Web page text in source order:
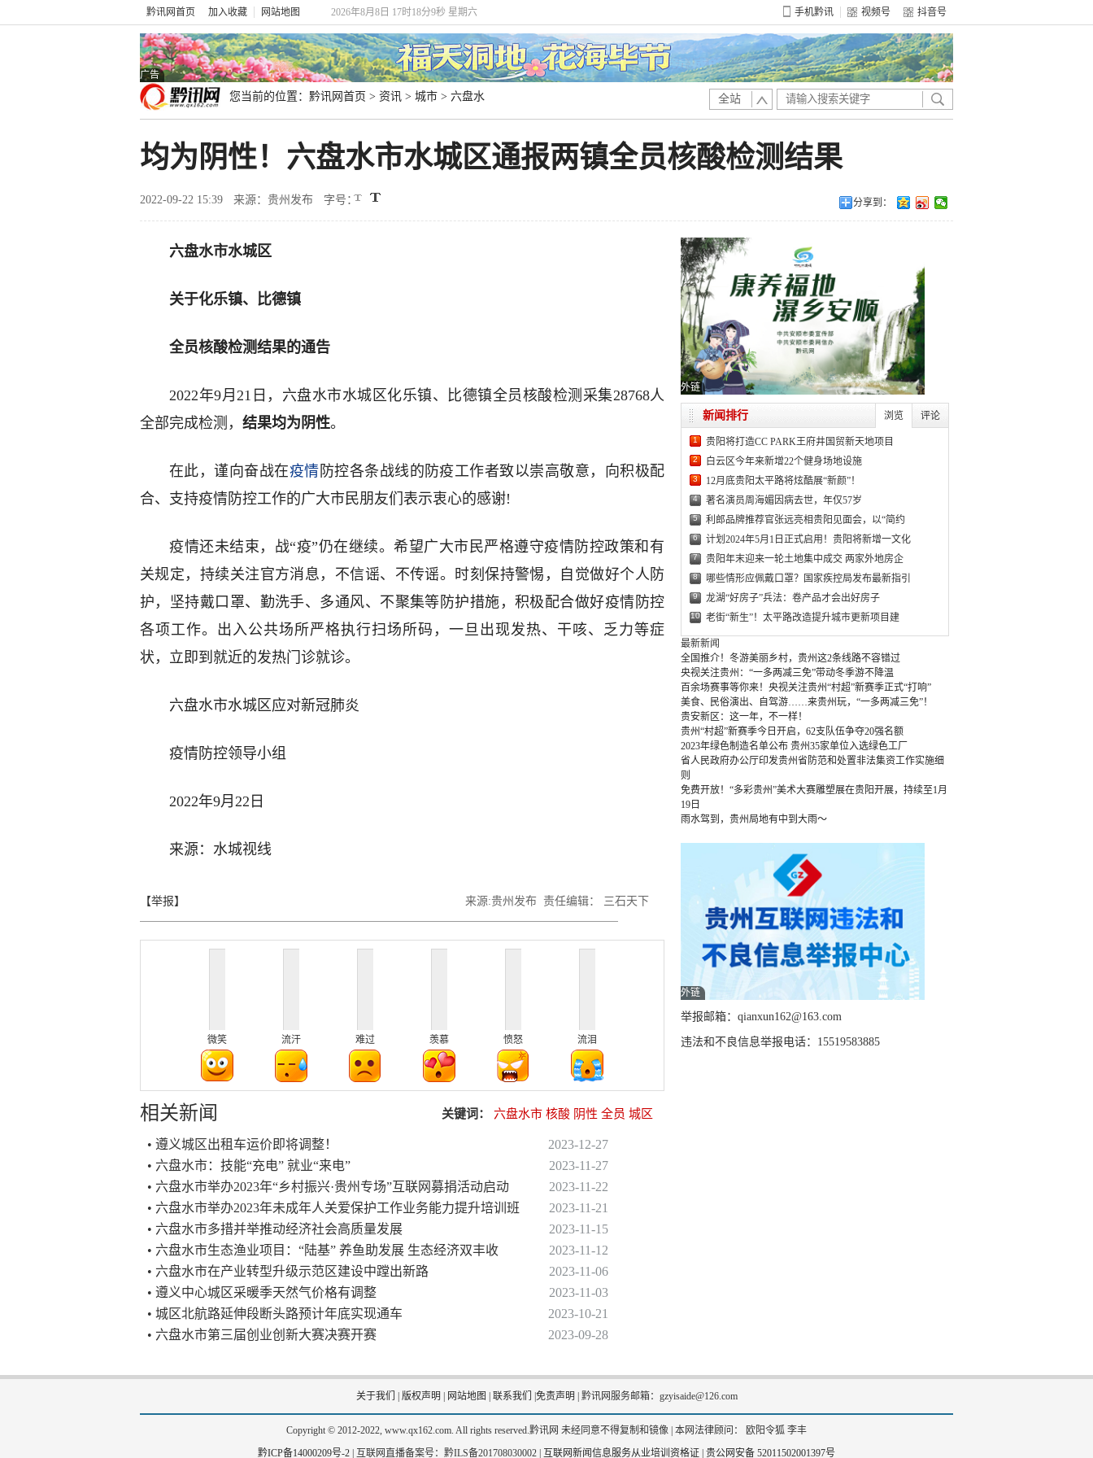
黔讯网首页 加入收藏 网站地图 2026年8月8日 17时18分9秒 星期六 手机黔讯 视频号 抖音号
广告
您当前的位置： 黔讯网首页 > 资讯 > 城市 > 六盘水 全站
均为阴性！六盘水市水城区通报两镇全员核酸检测结果
2022-09-22 15:39 来源：贵州发布 字号： 分享到：
六盘水市水城区
关于化乐镇、比德镇
全员核酸检测结果的通告
2022年9月21日，六盘水市水城区化乐镇、比德镇全员核酸检测采集28768人
全部完成检测， 结果均为阴性。
在此，谨向奋战在疫情 防控各条战线的防疫工作者致以崇高敬意，向积极配
合、支持疫情防控工作的广大市民朋友们表示衷心的感谢!
疫情还未结束，战“疫”仍在继续。希望广大市民严格遵守疫情防控政策和有
关规定，持续关注官方消息，不信谣、不传谣。时刻保持警惕，自觉做好个人防
护，坚持戴口罩、勤洗手、多通风、不聚集等防护措施，积极配合做好疫情防控
各项工作。出入公共场所严格执行扫场所码，一旦出现发热、干咳、乏力等症
状，立即到就近的发热门诊就诊。
六盘水市水城区应对新冠肺炎
疫情防控领导小组
2022年9月22日
来源：水城视线
【举报】 来源:贵州发布 责任编辑： 三石天下
微笑 流汗 难过 羡慕 愤怒 流泪
相关新闻 关键词： 六盘水市 核酸 阴性 全员 城区
• 遵义城区出租车运价即将调整！
2023-12-27
• 六盘水市：技能“充电” 就业“来电”
2023-11-27
• 六盘水市举办2023年“乡村振兴·贵州专场”互联网募捐活动启动
2023-11-22
• 六盘水市举办2023年未成年人关爱保护工作业务能力提升培训班
2023-11-21
• 六盘水市多措并举推动经济社会高质量发展
2023-11-15
• 六盘水市生态渔业项目：“陆基” 养鱼助发展 生态经济双丰收
2023-11-12
• 六盘水市在产业转型升级示范区建设中蹚出新路
2023-11-06
• 遵义中心城区采暖季天然气价格有调整
2023-11-03
• 城区北航路延伸段断头路预计年底实现通车
2023-10-21
• 六盘水市第三届创业创新大赛决赛开赛
2023-09-28
外链
浏览 评论
新闻排行
1 贵阳将打造CC PARK王府井国贸新天地项目
2 白云区今年来新增22个健身场地设施
3 12月底贵阳太平路将炫酷展“新颜”！
4 著名演员周海媚因病去世，年仅57岁
5 利郎品牌推荐官张远亮相贵阳见面会，以“简约
6 计划2024年5月1日正式启用！贵阳将新增一文化
7 贵阳年末迎来一轮土地集中成交 两家外地房企
8 哪些情形应佩戴口罩？国家疾控局发布最新指引
9 龙湖“好房子”兵法：卷产品才会出好房子
10 老街“新生”！太平路改造提升城市更新项目建
最新新闻
全国推介！冬游美丽乡村，贵州这2条线路不容错过
央视关注贵州：“一多两减三免”带动冬季游不降温
百余场赛事等你来！央视关注贵州“村超”新赛季正式“打响”
美食、民俗演出、自驾游……来贵州玩，“一多两减三免”！
贵安新区：这一年，不一样！
贵州“村超”新赛季今日开启，62支队伍争夺20强名额
2023年绿色制造名单公布 贵州35家单位入选绿色工厂
省人民政府办公厅印发贵州省防范和处置非法集资工作实施细
则
免费开放！“多彩贵州”美术大赛雕塑展在贵阳开展，持续至1月
19日
雨水驾到，贵州局地有中到大雨～
外链
举报邮箱：qianxun162@163.com
违法和不良信息举报电话：15519583885
关于我们 版权声明 网站地图 联系我们 免责声明 黔讯网服务邮箱：gzyisaide@126.com
Copyright © 2012-2022, www.qx162.com. All rights reserved.黔讯网 未经同意不得复制和镜像 | 本网法律顾问： 欧阳令狐 李丰
黔ICP备14000209号-2
互联网直播备案号：黔ILS备201708030002 | 互联网新闻信息服务从业培训资格证 贵公网安备 52011502001397号